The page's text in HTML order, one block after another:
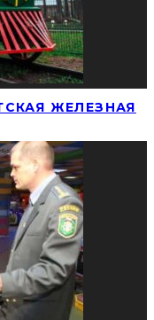
ЖЕЛЕЗНАЯ